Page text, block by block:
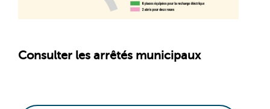
Consulter les arrêtés municipaux